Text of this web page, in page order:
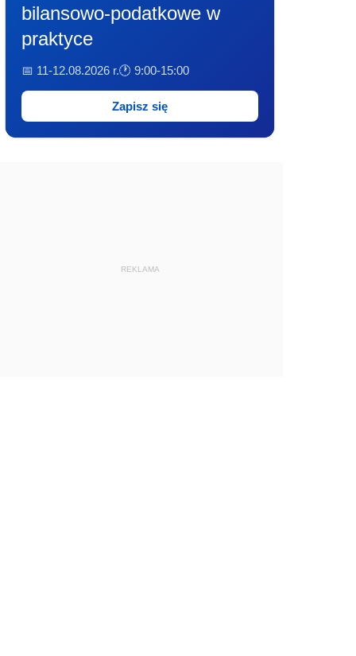
bilansowo-podatkowe w
praktyce
📅 11-12.08.2026 r.🕐 9:00-15:00
Zapisz się
REKLAMA